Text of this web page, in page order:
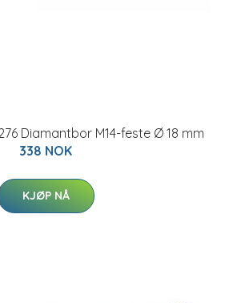
Diamantbor M14-feste Ø 18 mm
338 NOK
KJØP NÅ